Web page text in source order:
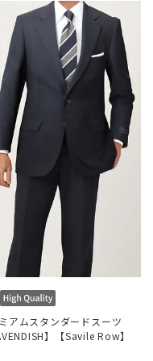
アムスタンダードスーツ
】【Savile Row】